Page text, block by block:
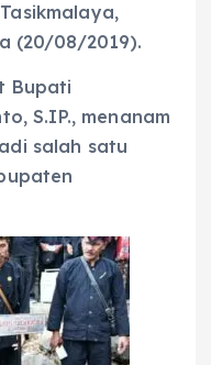
(20/08/2019).
Bupati
S.IP., menanam
salah satu